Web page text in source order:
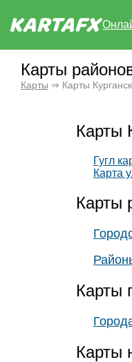
Карты
Карты ⇒ Карты
Карты
Гугл
Карта
Карты
Карты
Карты